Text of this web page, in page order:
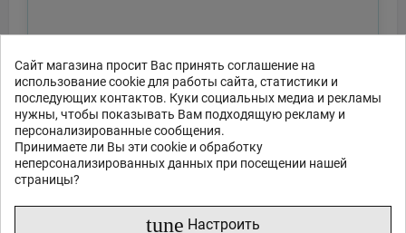
Сайт магазина просит Вас принять соглашение на
использование cookie для работы сайта, статистики и
последующих контактов. Куки социальных медиа и рекламы
нужны, чтобы показывать Вам подходящую рекламу и
персонализированные сообщения.
Принимаете ли Вы эти cookie и обработку
неперсонализированных данных при посещении нашей
страницы?
tune Настроить